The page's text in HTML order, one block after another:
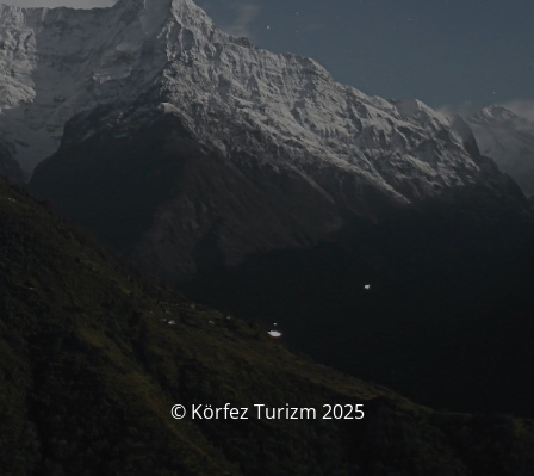
© Körfez Turizm 2025